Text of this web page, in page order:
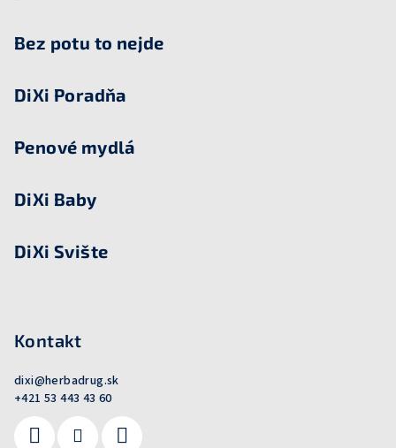
Bez potu to nejde
DiXi Poradňa
Penové mydlá
DiXi Baby
DiXi Svište
Kontakt
dixi@herbadrug.sk
+421 53 443 43 60